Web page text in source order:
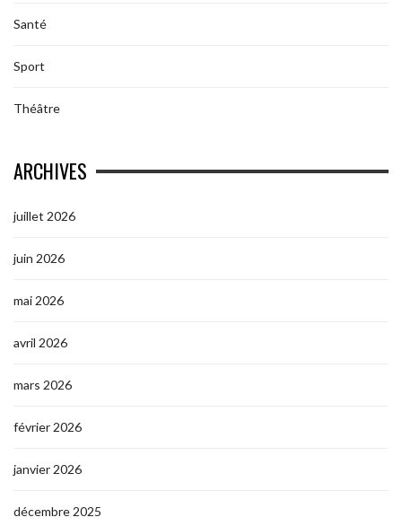
Santé
Sport
Théâtre
ARCHIVES
juillet 2026
juin 2026
mai 2026
avril 2026
mars 2026
février 2026
janvier 2026
décembre 2025